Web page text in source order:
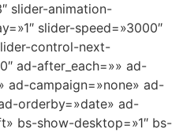
slider-animation-
slider-speed=»3000″
control-next-
ad-after_each=»» ad-
ad-campaign=»none» ad-
orderby=»date» ad-
bs-show-desktop=»1″ bs-